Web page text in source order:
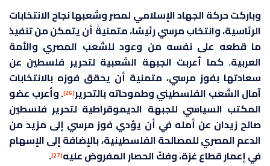
وباركت حركة الجهاد الإسلامي لمصر وشعبها نجاح الانتخابات
الرئاسية، وانتخاب مرسي رئيسًا، متمنيةً أن يتمكن من تنفيذ
ما قطعه على نفسه من وعود للشعب المصري والأمة
العربية. كما أعربت الجبهة الشعبية لتحرير فلسطين عن
سعادتها بفوز مرسي، متمنية أن يحقق فوزه بالانتخابات
آمال الشعب الفلسطيني وطموحاته بالتحرير[26]
. وأعرب عضو
المكتب السياسي للجبهة الديموقراطية لتحرير فلسطين
صالح زيدان عن أمله في أن يؤدي فوز مرسي إلى مزيد من
الدعم المصري للمصالحة الفلسطينية، بالإضافة إلى الإسهام
في إعمار قطاع غزة، وفكّ الحصار المفروض عليه[27]
.